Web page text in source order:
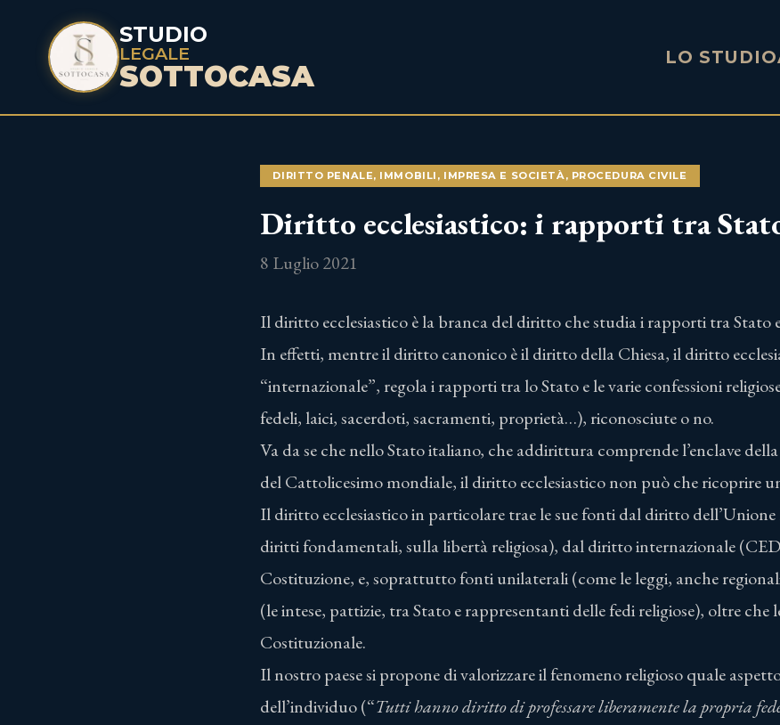
STUDIO
LEGALE
SOTTOCASA
LO STUDIO
DIRITTO PENALE, IMMOBILI , IMPRESA E SOCIETÀ, PROCEDURA CIVILE
Diritto ecclesiastico: i rapporti tra
8 Luglio 2021
Il diritto ecclesiastico è la branca del diritto che studia i rapporti tra Stato
In effetti, mentre il diritto canonico è il diritto della Chiesa, il diritto
“internazionale”, regola i rapporti tra lo Stato e le varie confessioni
fedeli, laici, sacerdoti, sacramenti, proprietà…), riconosciute o no.
Va da se che nello Stato italiano, che addirittura comprende l’enclave
del Cattolicesimo mondiale, il diritto ecclesiastico non può che ricoprire
Il diritto ecclesiastico in particolare trae le sue fonti dal diritto
diritti fondamentali, sulla libertà religiosa), dal diritto internazionale
Costituzione, e, soprattutto fonti unilaterali (come le leggi, anche
(le intese, pattizie, tra Stato e rappresentanti delle fedi religiose), oltre che
Costituzionale.
Il nostro paese si propone di valorizzare il fenomeno religioso quale
dell’individuo (“Tutti hanno diritto di professare liberamente la propria